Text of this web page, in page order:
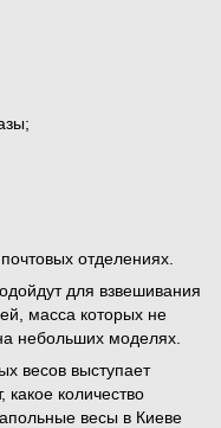
отделениях.
для взвешивания
масса которых не
небольших моделях.
весов выступает
количество
весы в Киеве